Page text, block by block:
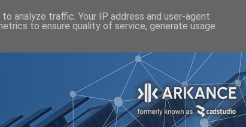
analyze traffic. Your IP address and user-agent
to ensure quality of service, generate usage